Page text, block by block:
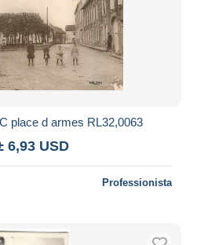
place d armes RL32,0063
6,93 USD
Professionista